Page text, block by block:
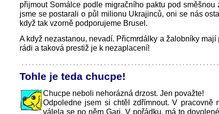
přijmout Somálce podle migračního paktu pod směšnou
jsme se postarali o půl milionu Ukrajinců, oni se nás
když tak vzorně podporujeme Brusel.
A když nezastanou, nevadí. Přicmrdálky a žalobníky mají
rádi a taková prestiž je k nezaplacení!
Tohle je teda chucpe!
Chucpe neboli nehorázná drzost. Jen považte!
Odpoledne jsem si chtěl zdřímnout. V pracovně
válela se po něm Gari. V pořádku, má to